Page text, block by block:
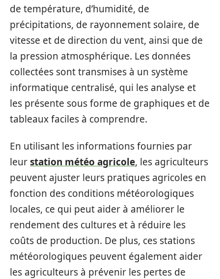
de température, d’humidité, de
précipitations, de rayonnement solaire, de
vitesse et de direction du vent, ainsi que de
la pression atmosphérique. Les données
collectées sont transmises à un système
informatique centralisé, qui les analyse et
les présente sous forme de graphiques et de
tableaux faciles à comprendre.
En utilisant les informations fournies par
leurstation météo agricole, les agriculteurs
peuvent ajuster leurs pratiques agricoles en
fonction des conditions météorologiques
locales, ce qui peut aider à améliorer le
rendement des cultures et à réduire les
coûts de production. De plus, ces stations
météorologiques peuvent également aider
les agriculteurs à prévenir les pertes de